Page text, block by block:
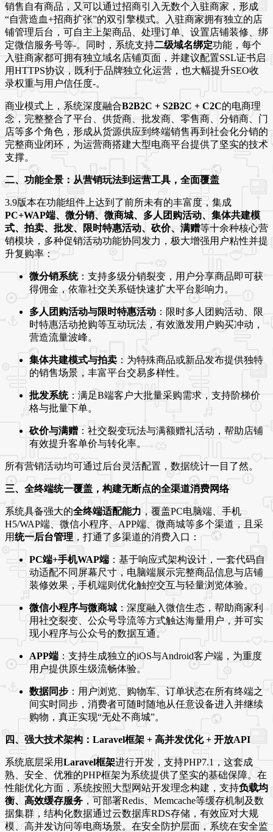
销售自有商品，又可以通过招商引入无数个入驻商家，形成
“自营造血+招商扩张”的双引擎模式。入驻商家拥有独立的店
铺管理后台，可自主上架商品、处理订单、设置店铺装修、绑
定微信服务号等-。同时，系统支持二级域名绑定功能，每个
入驻商家都可拥有独立域名店铺页面，并建议配置SSL证书启
用HTTPS协议，既利于品牌独立化运营，也大幅提升SEO收
录权重与用户信任度-。
商业模式上，系统深度融合B2B2C + S2B2C + C2C的电商理
念，完整整合了平台、供货商、批发商、零售商、分销商、门
店等多个角色，形成从货源供应到终端销售再到社会化分销的
完整商业闭环，为运营商搭建大型电商平台提供了坚实的技术
支撑。
二、功能全景：从营销玩法到运营工具，全面覆盖
3.9版本在功能组件上达到了前所未有的丰富度，集成
PC+WAP端、微分销、微商城、多人团购活动、集体共建模
式、拍卖、批发、限时特惠活动、砍价、满赠等十余种核心营
销模块，多种促销活动功能协同发力，极大增强用户粘性并提
升复购率：
微分销系统：支持多级分销裂变，用户分享商品即可获
得佣金，依靠社交关系链快速扩大平台影响力。
多人团购活动与限时特惠活动：限时多人团购活动、限
时特惠活动抢购等互动玩法，有效激发用户购买冲动，
营造流量波峰。
集体共建模式与拍卖 ：为特殊商品或新品发布提供独特
的销售场景，丰富平台交易多样性。
批发系统：满足B端客户大批量采购需求，支持阶梯价
格与批量下单。
砍价与满赠 ：社交裂变玩法与满额赠礼活动，帮助店铺
有效提升客单价与转化率。
所有营销活动均可通过后台灵活配置，数据统计一目了然。
三、全终端统一覆盖，构建无断点的全渠道消费网络
系统具备强大的全终端适配能力，覆盖PC电脑端、手机
H5/WAP端、微信小程序、APP端、微商城等多个渠道，且采
用统一后台管理 ，打通了多渠道的消费入口 ：
PC端+手机WAP端 ：基于响应式架构设计，一套代码自
动适配不同屏幕尺寸，电脑端展示完整商品信息与店铺
装修效果，手机端则优化触控交互与轻量浏览体验。
微信小程序与微商城 ：深度融入微信生态，帮助商家利
用社交裂变、公众号导流等方式触达海量用户，并可实
现小程序与公众号的数据互通。
APP端 ：支持生成独立的iOS与Android客户端，为重度
用户提供原生级流畅体验。
数据同步 ：用户浏览、购物车、订单状态在所有终端之
间实时同步，消费者可随时随地从任意设备进入并继续
购物，真正实现“无处不商城”。
四、强大技术架构：Laravel框架 + 高并发优化 + 开放API
系统底层采用Laravel框架进行开发，支持PHP7.1，这套成
熟、安全、优雅的PHP框架为系统提供了坚实的基础保障。在
性能优化方面，系统按照大型网站开发理念构建，支持负载均
衡、高效缓存服务 ，可部署Redis、Memcache等缓存机制及数
据集群，结构化数据通过云数据库RDS存储，有效应对大规
模、高并发访问等电商场景。在安全防护层面，系统在安全监